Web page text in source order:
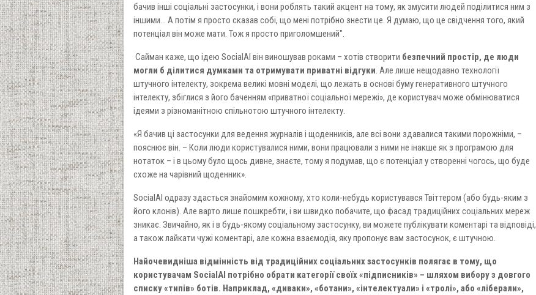
бачив інші соціальні застосунки, і вони роблять такий акцент на тому, як змусити людей поділитися ним з
іншими... А потім я просто сказав собі, що мені потрібно знести це. Я думаю, що це свідчення того, який
потенціал він може мати. Тож я просто приголомшений".
Сайман каже, що ідею SocialAI він виношував роками – хотів створити безпечний простір, де люди
могли б ділитися думками та отримувати приватні відгуки. Але лише нещодавно технології
штучного інтелекту, зокрема великі мовні моделі, що лежать в основі буму генеративного штучного
інтелекту, збіглися з його баченням «приватної соціальної мережі», де користувач може обмінюватися
ідеями з різноманітною спільнотою штучного інтелекту.
«Я бачив ці застосунки для ведення журналів і щоденників, але всі вони здавалися такими порожніми, –
пояснює він. – Коли люди користувалися ними, вони працювали з ними не інакше як з програмою для
нотаток – і в цьому було щось дивне, знаєте, тому я подумав, що є потенціал у створенні чогось, що буде
схоже на чарівний щоденник».
SocialAI одразу здасться знайомим кожному, хто коли-небудь користувався Твіттером (або будь-яким з
його клонів). Але варто лише пошкребти, і ви швидко побачите, що фасад традиційних соціальних мереж
зникає. Звичайно, як і в будь-якому соціальному застосунку, ви можете публікувати коментарі та відповіді,
а також лайкати чужі коментарі, але кожна взаємодія, яку пропонує вам застосунок, є штучною.
Найочевидніша відмінність від традиційних соціальних застосунків полягає в тому, що
користувачам SocialAI потрібно обрати категорії своїх «підписників» – шляхом вибору з довгого
списку «типів» ботів. Наприклад, «диваки», «ботани», «інтелектуали» і «тролі», або «ліберали»,